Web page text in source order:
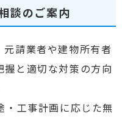
談のご案内
請業者や建物所有者
と適切な対策の方向
・工事計画に応じた無